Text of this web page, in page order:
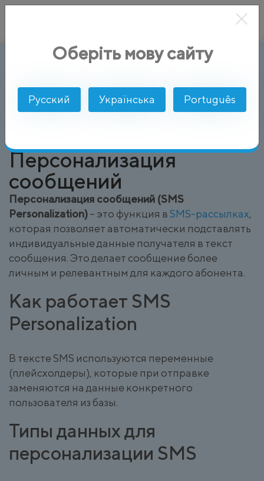
Глоссарий Персонализация сообщений (SMS
Персонализация
сообщений
Персонализация сообщений (SMS
Personalization)– это функция в SMS-рассылках,
которая позволяет автоматически подставлять
индивидуальные данные получателя в текст
сообщения. Это делает сообщение более
личным и релевантным для каждого абонента.
Как работает SMS
Personalization
В тексте SMS используются переменные
(плейсхолдеры), которые при отправке
заменяются на данные конкретного
пользователя из базы.
Типы данных для
персонализации SMS
Оберіть мову сайту
Русский Українська Português